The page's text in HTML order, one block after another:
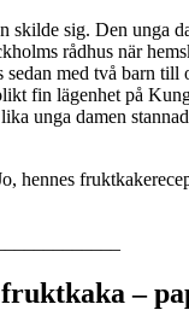
skilde sig. Den unga
rådhus när
sedan med två barn till
fin lägenhet på
unga damen
hennes
–